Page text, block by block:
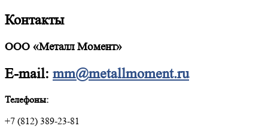
Контакты
ООО «Металл Момент»
E-mail: mm@metallmoment.ru
Телефоны:
+7 (812) 389-23-81